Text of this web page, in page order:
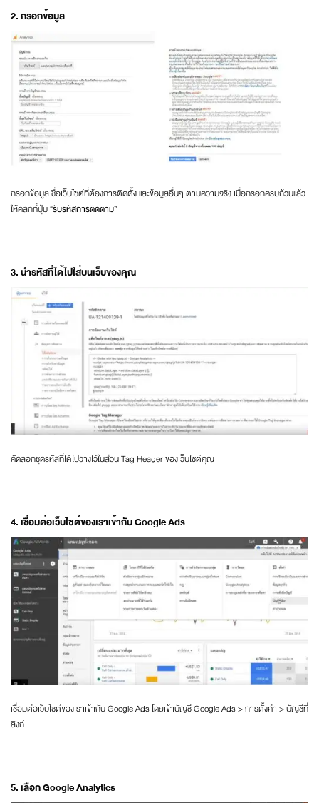
2. กรอกข้อมูล
กรอกข้อมูล ชื่อเว็บไซต์ที่ต้องการติดตั้ง และข้อมูลอื่นๆ ตามความจริง เมื่อกรอกครบถ้วนแล้ว
ให้คลิกที่ปุ่ม “รับรหัสการติดตาม”
3. นำรหัสที่ได้ไปใส่บนเว็บของคุณ
คัดลอกชุดรหัสที่ได้ไปวางไว้ในส่วน Tag Header ของเว็บไซต์คุณ
4. เชื่อมต่อเว็บไซต์ของเราเข้ากับ Google Ads
เชื่อมต่อเว็บไซต์ของเราเข้ากับ Google Ads โดยเข้าบัญชี Google Ads > การตั้งค่า > บัญชีที่
ลิงก์
5. เลือก Google Analytics